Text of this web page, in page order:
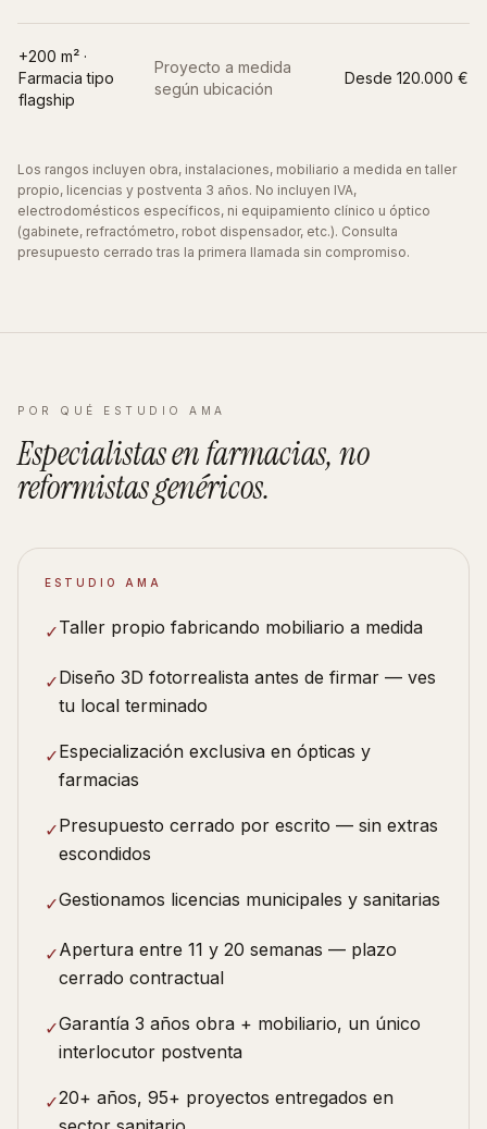
+200 m² ·
Farmacia tipo
flagship
Proyecto a medida
según ubicación
Desde 120.000 €
Los rangos incluyen obra, instalaciones, mobiliario a medida en taller
propio, licencias y postventa 3 años. No incluyen IVA,
electrodomésticos específicos, ni equipamiento clínico u óptico
(gabinete, refractómetro, robot dispensador, etc.). Consulta
presupuesto cerrado tras la primera llamada sin compromiso.
POR QUÉ ESTUDIO AMA
Especialistas enfarmacias, no
reformistasgenéricos.
ESTUDIO AMA
✓Taller propio fabricando mobiliario a medida
✓Diseño 3D fotorrealista antes de firmar — ves
tu local terminado
✓Especialización exclusiva en ópticas y
farmacias
✓Presupuesto cerrado por escrito — sin extras
escondidos
✓Gestionamos licencias municipales y sanitarias
✓Apertura entre 11 y 20 semanas — plazo
cerrado contractual
✓Garantía 3 años obra + mobiliario, un único
interlocutor postventa
✓20+ años, 95+ proyectos entregados en